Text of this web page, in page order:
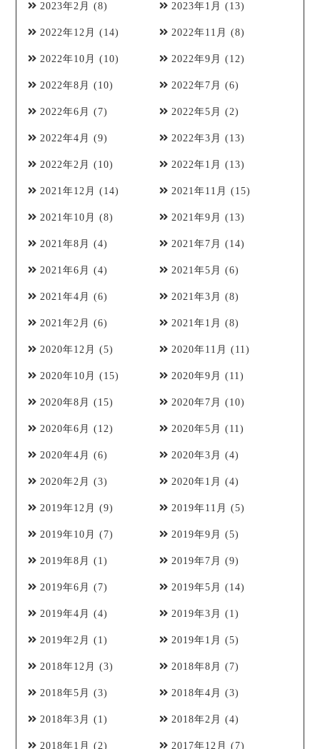
2023年2月 (8) 2023年1月 (13)
2022年12月 (14) 2022年11月 (8)
2022年10月 (10) 2022年9月 (12)
2022年8月 (10) 2022年7月 (6)
2022年6月 (7) 2022年5月 (2)
2022年4月 (9) 2022年3月 (13)
2022年2月 (10) 2022年1月 (13)
2021年12月 (14) 2021年11月 (15)
2021年10月 (8) 2021年9月 (13)
2021年8月 (4) 2021年7月 (14)
2021年6月 (4) 2021年5月 (6)
2021年4月 (6) 2021年3月 (8)
2021年2月 (6) 2021年1月 (8)
2020年12月 (5) 2020年11月 (11)
2020年10月 (15) 2020年9月 (11)
2020年8月 (15) 2020年7月 (10)
2020年6月 (12) 2020年5月 (11)
2020年4月 (6) 2020年3月 (4)
2020年2月 (3) 2020年1月 (4)
2019年12月 (9) 2019年11月 (5)
2019年10月 (7) 2019年9月 (5)
2019年8月 (1) 2019年7月 (9)
2019年6月 (7) 2019年5月 (14)
2019年4月 (4) 2019年3月 (1)
2019年2月 (1) 2019年1月 (5)
2018年12月 (3) 2018年8月 (7)
2018年5月 (3) 2018年4月 (3)
2018年3月 (1) 2018年2月 (4)
2018年1月 (2) 2017年12月 (7)